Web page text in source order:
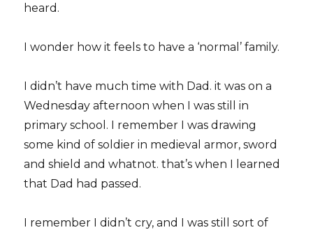
heard.
I wonder how it feels to have a ‘normal’ family.
I didn’t have much time with Dad. it was on a
Wednesday afternoon when I was still in
primary school. I remember I was drawing
some kind of soldier in medieval armor, sword
and shield and whatnot. that’s when I learned
that Dad had passed.
I remember I didn’t cry, and I was still sort of